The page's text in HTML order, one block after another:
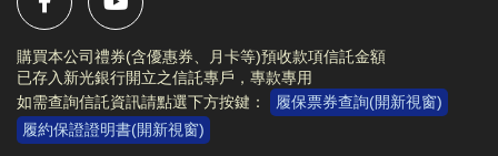
購買本公司禮券(含優惠券、月卡等)預收款項信託金額
已存入新光銀行開立之信託專戶，專款專用
如需查詢信託資訊請點選下方按鍵：
履保票券查詢(開新視窗)
履約保證證明書(開新視窗)